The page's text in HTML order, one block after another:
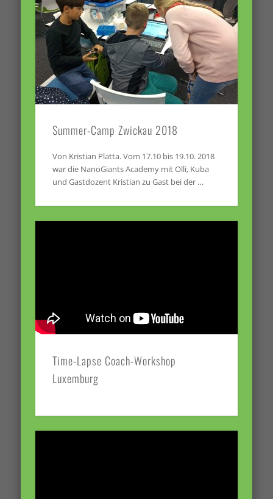
Summer-Camp Zwickau 2018
Von Kristian Platta. Vom 17.10 bis 19.10. 2018
war die NanoGiants Academy mit Olli, Kuba
und Gastdozent Kristian zu Gast bei der …
Time-Lapse Coach-Workshop
Luxemburg